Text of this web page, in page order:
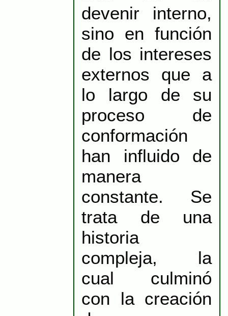
devenir interno,
sino en función
de los intereses
externos que a
lo largo de su
proceso de
conformación
han influido de
manera
constante. Se
trata de una
historia
compleja, la
cual culminó
con la creación